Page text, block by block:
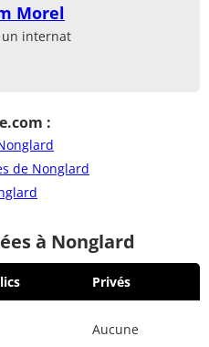
Morel
un internat
:
de Nonglard
à Nonglard
Privés
Aucune